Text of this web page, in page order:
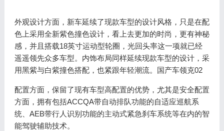
外观设计方面，新车延续了现款车型的设计风格，只是在配
色上采用全新紫色撞色设计，看上去更加的时尚，更有神秘
感，并且搭载18英寸运动型轮圈，光回头率这一项就已经
遥遥领先众多车型。内饰布局同样延续现款车型的设计，采
用黑紫与白紫撞色搭配，也紧跟年轻潮流。国产车领克02
配置方面，保留了现有车型高配置的优势，尤其是安全配置
方面，拥有包括ACCQA带自动排队功能的自适应巡航系
统、AEB带行人识别功能的主动式紧急刹车系统等在内的智
能驾驶辅助技术。